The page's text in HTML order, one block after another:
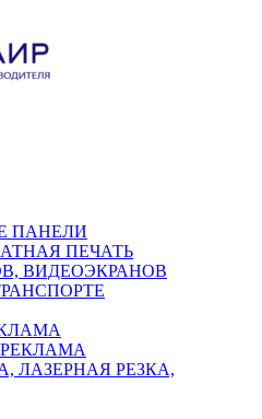
ПАНЕЛИ
ПЕЧАТЬ
ВИДЕОЭКРАНОВ
ЛАЗЕРНАЯ РЕЗКА,